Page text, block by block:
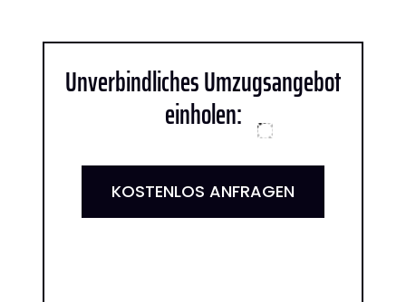
Unverbindliches Umzugsangebot
einholen:
KOSTENLOS ANFRAGEN